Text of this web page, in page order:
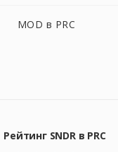
MOD в PRC
Рейтинг SNDR в PRC